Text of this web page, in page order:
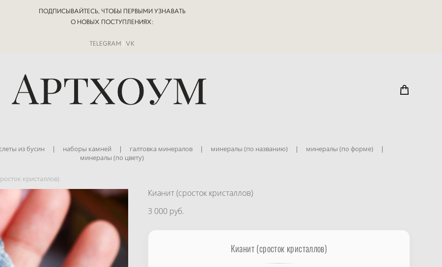
ПОДПИСЫВАЙТЕСЬ, ЧТОБЫ ПЕРВЫМИ УЗНАВАТЬ
О НОВЫХ ПОСТУПЛЕНИЯХ:
TELEGRAM | VK
из бусин | наборы камней | галтовка минералов | минералы (по названию) | минералы (по форме)
|
минералы (по цвету)
кристаллов)
Кианит (сросток кристаллов)
3 000 pуб.
Кианит (сросток кристаллов)